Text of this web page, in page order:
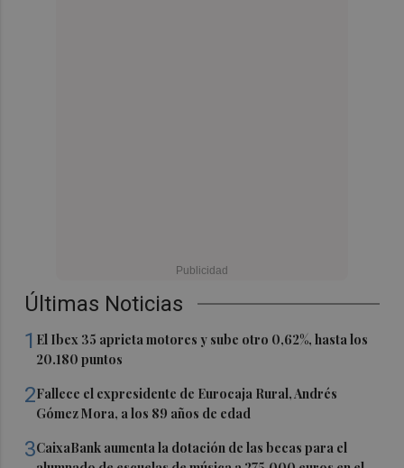
Últimas Noticias
1 El Ibex 35 aprieta motores y sube otro 0,62%, hasta los
20.180 puntos
2Fallece el expresidente de Eurocaja Rural, Andrés
Gómez Mora, a los 89 años de edad
3CaixaBank aumenta la dotación de las becas para el